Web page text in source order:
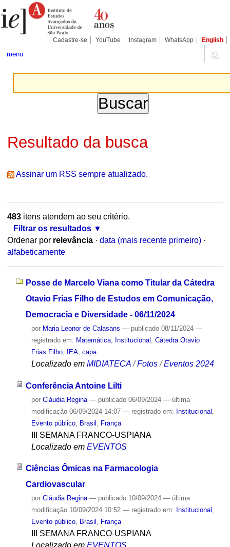
para
conteúdo.
Pessoais
Cadastre-se YouTube Instagram WhatsApp English
menu
Resultado da busca
Assinar um RSS sempre atualizado.
483itens atendem ao seu critério.
Filtrar os resultados
Ordenar por relevância · data (mais recente primeiro) ·
alfabeticamente
Posse de Marcelo Viana como Titular da Cátedra
Otavio Frias Filho de Estudos em Comunicação,
Democracia e Diversidade - 06/11/2024
por Maria Leonor de Calasans — publicado08/11/2024 —
registrado em: Matemática, Institucional
Cátedra Otavio
Frias Filho, IEA, capa
Localizado em MIDIATECA /Fotos /Eventos 2024
Conferência Antoine Lilti
por Cláudia Regina — publicado06/09/2024 — última
modificação06/09/2024 14:07 — registrado em: Institucional
Evento público, Brasil França
III SEMANA FRANCO-USPIANA
Localizado em EVENTOS
Ciências Ômicas na Farmacologia
Cardiovascular
por Cláudia Regina — publicado10/09/2024 — última
modificação10/09/2024 10:52 — registrado em: Institucional ,
Evento público, Brasil , França
III SEMANA FRANCO-USPIANA